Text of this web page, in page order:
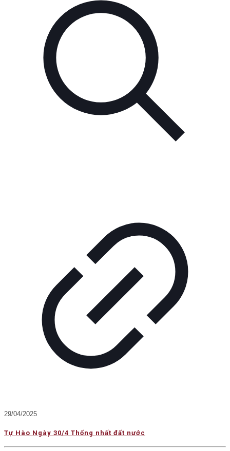
29/04/2025
Tự Hào Ngày 30/4 Thống nhất đất nước